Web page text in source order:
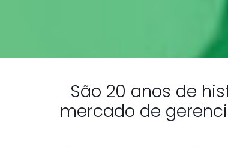
São 20 anos de
mercado de